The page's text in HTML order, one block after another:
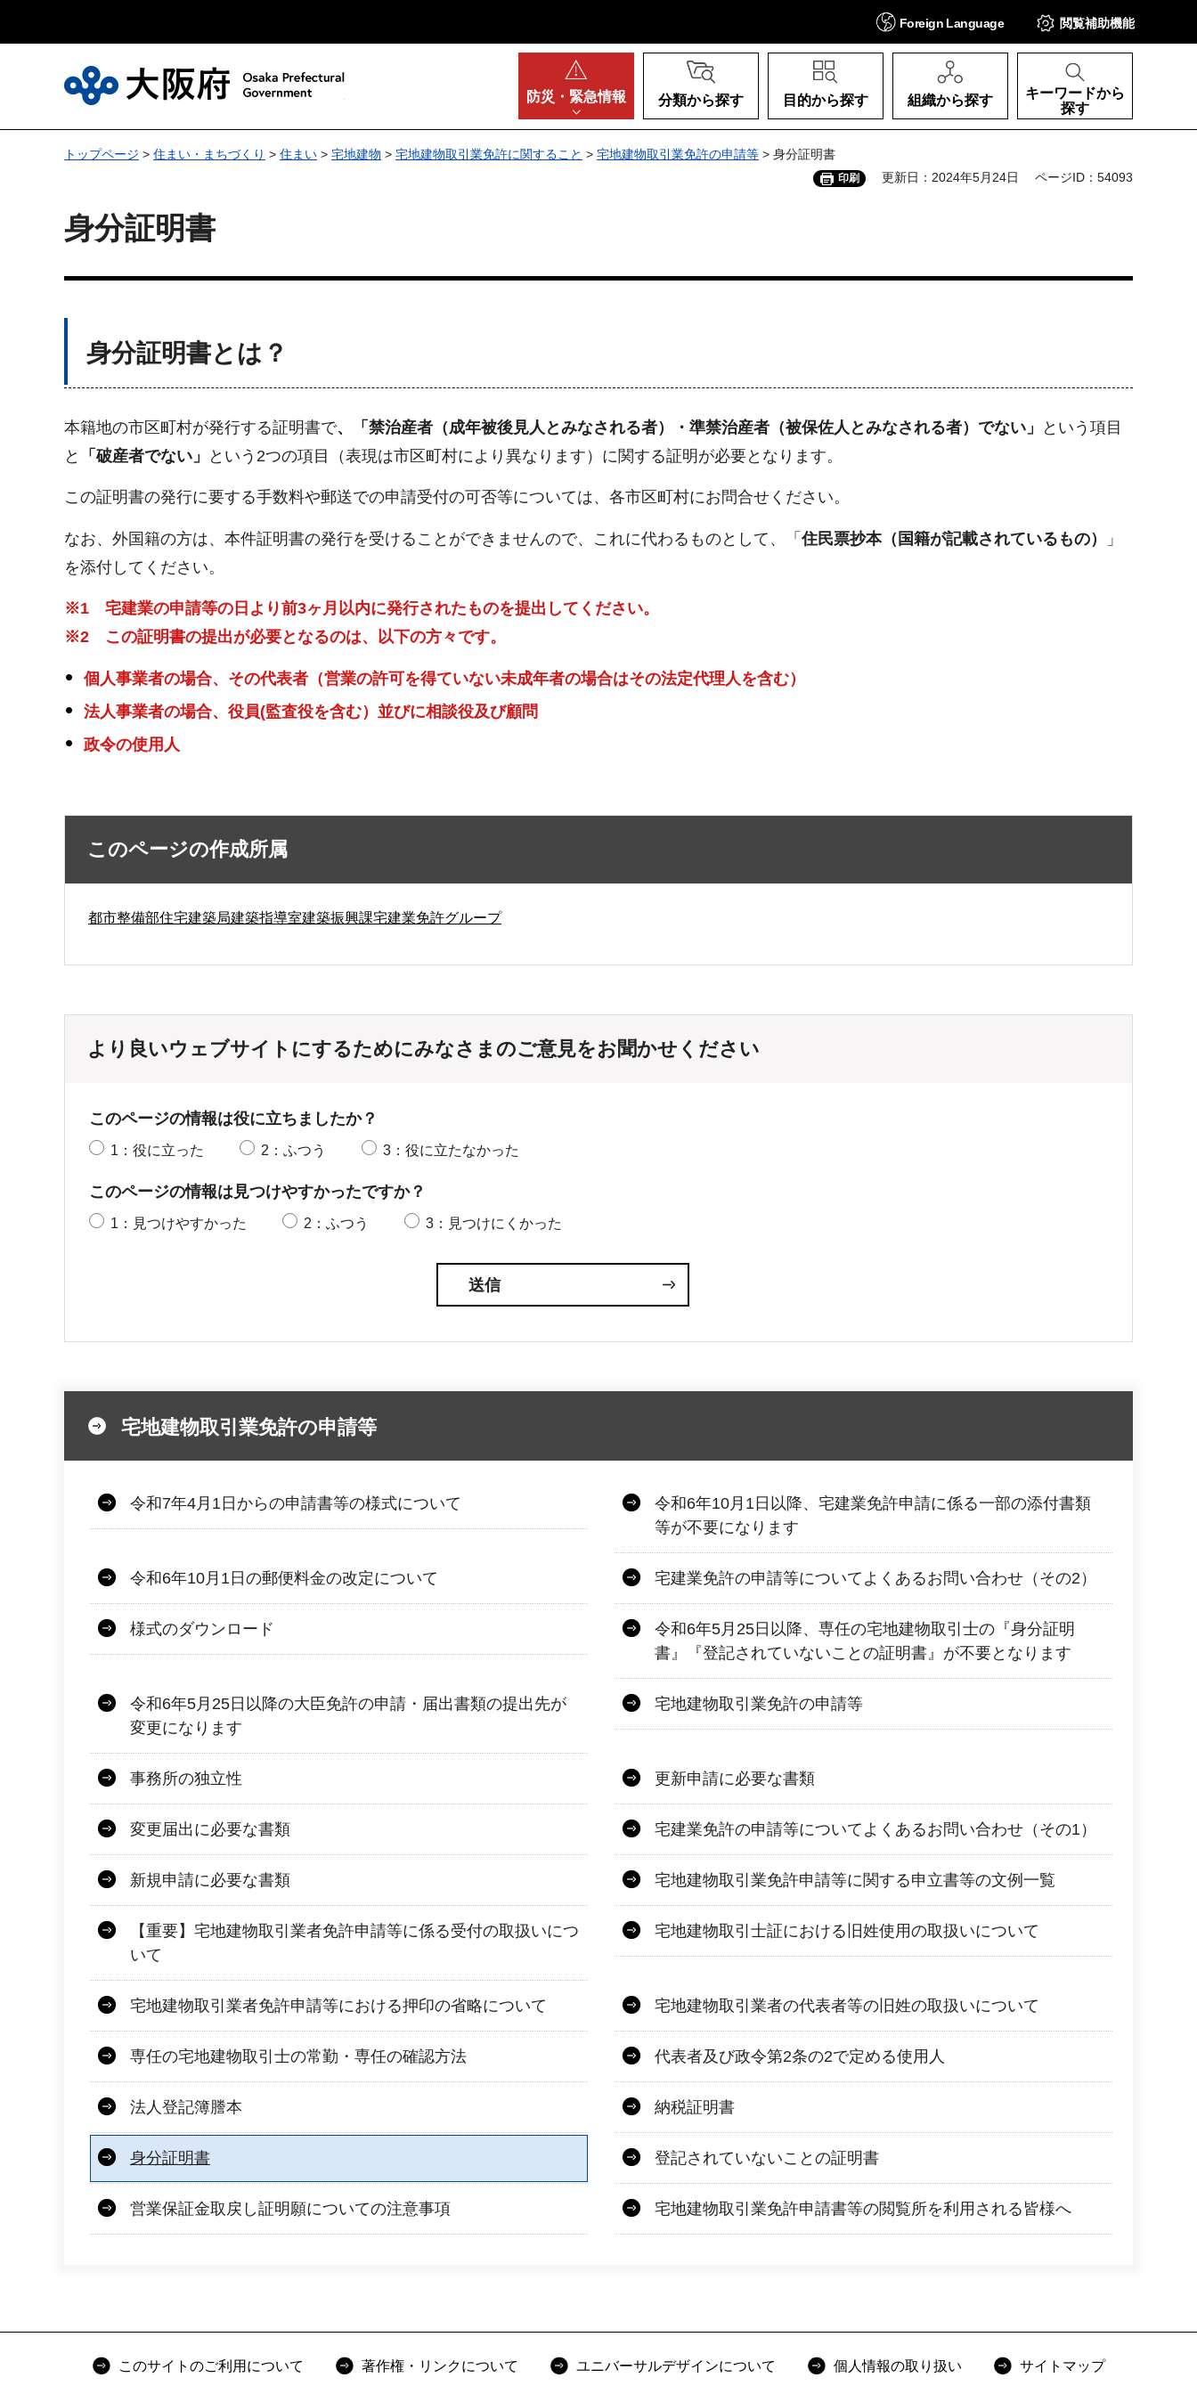
Foreign Language 閲覧補助機能
防災・ 緊急情報 分類から探す 目的から探す 組織から探す
キーワードから
探す
トップページ > 住まい・まちづくり > 住まい > 宅地建物 > 宅地建物取引業免許に関すること > 宅地建物取引業免許の申請等 > 身分証明書
印刷 更新日：2024年5月24日 ページID：54093
身分証明書
身分証明書とは？
本籍地の市区町村が発行する証明書で、「禁治産者（成年被後見人とみなされる者）・準禁治産者（被保佐人とみなされる者）でない」
という項目
と
「破産者でない」 という2つの項目（表現は市区町村により異なります）に関する証明が必要となります。
この証明書の発行に要する手数料や郵送での申請受付の可否等については、各市区町村にお問合せください。
なお、外国籍の方は、本件証明書の発行を受けることができませんので、これに代わるものとして、「住民票抄本（国籍が記載されているもの）
」
を添付してください。
※1 宅建業の申請等の日より前3ヶ月以内に発行されたものを提出してください。
※2 この証明書の提出が必要となるのは、以下の方々です。
個人事業者の場合、その代表者（営業の許可を得ていない未成年者の場合はその法定代理人を含む）
法人事業者の場合、役員(監査役を含む）並びに相談役及び顧問
政令の使用人
このページの作成所属
都市整備部住宅建築局建築指導室建築振興課宅建業免許グループ
より良いウェブサイトにするためにみなさまのご意見をお聞かせください
このページの情報は役に立ちましたか？
1：役に立った 2：ふつう 3：役に立たなかった
このページの情報は見つけやすかったですか？
1：見つけやすかった 2：ふつう 3：見つけにくかった
宅地建物取引業免許の申請等
令和7年4月1日からの申請書等の様式について
令和6年10月1日以降、宅建業免許申請に係る一部の添付書類
等が不要になります
令和6年10月1日の郵便料金の改定について 宅建業免許の申請等についてよくあるお問い合わせ（その2）
様式のダウンロード
令和6年5月25日以降、専任の宅地建物取引士の『身分証明
書』『登記されていないことの証明書』が不要となります
令和6年5月25日以降の大臣免許の申請・届出書類の提出先が
変更になります
宅地建物取引業免許の申請等
事務所の独立性 更新申請に必要な書類
変更届出に必要な書類 宅建業免許の申請等についてよくあるお問い合わせ（その1）
新規申請に必要な書類 宅地建物取引業免許申請等に関する申立書等の文例一覧
【重要】宅地建物取引業者免許申請等に係る受付の取扱いにつ
いて
宅地建物取引士証における旧姓使用の取扱いについて
宅地建物取引業者免許申請等における押印の省略について 宅地建物取引業者の代表者等の旧姓の取扱いについて
専任の宅地建物取引士の常勤・専任の確認方法 代表者及び政令第2条の2で定める使用人
法人登記簿謄本 納税証明書
身分証明書 登記されていないことの証明書
営業保証金取戻し証明願についての注意事項 宅地建物取引業免許申請書等の閲覧所を利用される皆様へ
このサイトのご利用について 著作権・リンクについて ユニバーサルデザインについて 個人情報の取り扱い サイトマップ